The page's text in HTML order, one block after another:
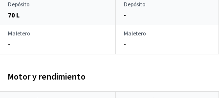
Depósito
70 L
Depósito
-
Maletero
-
Maletero
-
Motor y rendimiento